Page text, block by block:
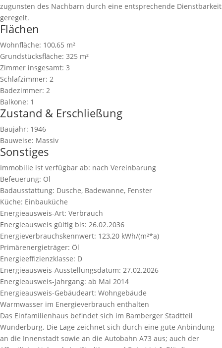
zugunsten des Nachbarn durch eine entsprechende Dienstbarkeit
geregelt.
Flächen
Wohnfläche: 100,65 m²
Grundstücksfläche: 325 m²
Zimmer insgesamt: 3
Schlafzimmer: 2
Badezimmer: 2
Balkone: 1
Zustand & Erschließung
Baujahr: 1946
Bauweise: Massiv
Sonstiges
Immobilie ist verfügbar ab: nach Vereinbarung
Befeuerung: Öl
Badausstattung: Dusche, Badewanne, Fenster
Küche: Einbauküche
Energieausweis-Art: Verbrauch
Energieausweis gültig bis: 26.02.2036
Energieverbrauchskennwert: 123,20 kWh/(m²*a)
Primärenergieträger: Öl
Energieeffizienzklasse: D
Energieausweis-Ausstellungsdatum: 27.02.2026
Energieausweis-Jahrgang: ab Mai 2014
Energieausweis-Gebäudeart: Wohngebäude
Warmwasser im Energieverbrauch enthalten
Das Einfamilienhaus befindet sich im Bamberger Stadtteil
Wunderburg. Die Lage zeichnet sich durch eine gute Anbindung
an die Innenstadt sowie an die Autobahn A73 aus; auch der